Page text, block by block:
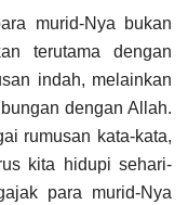
murid-Nya bukan
terutama dengan
indah, melainkan
dengan Allah.
rumusan kata-kata,
kita hidupi sehari-
para murid-Nya